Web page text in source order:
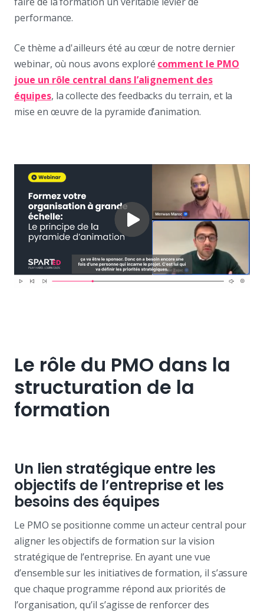
performance.
Ce thème a d'ailleurs été au cœur de notre dernier
webinar, où nous avons exploré comment le PMO
joue un rôle central dans l’alignement des
équipes, la collecte des feedbacks du terrain, et la
mise en œuvre de la pyramide d’animation.
Le rôle du PMO dans la
structuration de la
formation
Un lien stratégique entre les
objectifs de l’entreprise et les
besoins des équipes
Le PMO se positionne comme un acteur central pour
aligner les objectifs de formation sur la vision
stratégique de l’entreprise. En ayant une vue
d’ensemble sur les initiatives de formation, il s’assure
que chaque programme répond aux priorités de
l’organisation, qu’il s’agisse de renforcer des